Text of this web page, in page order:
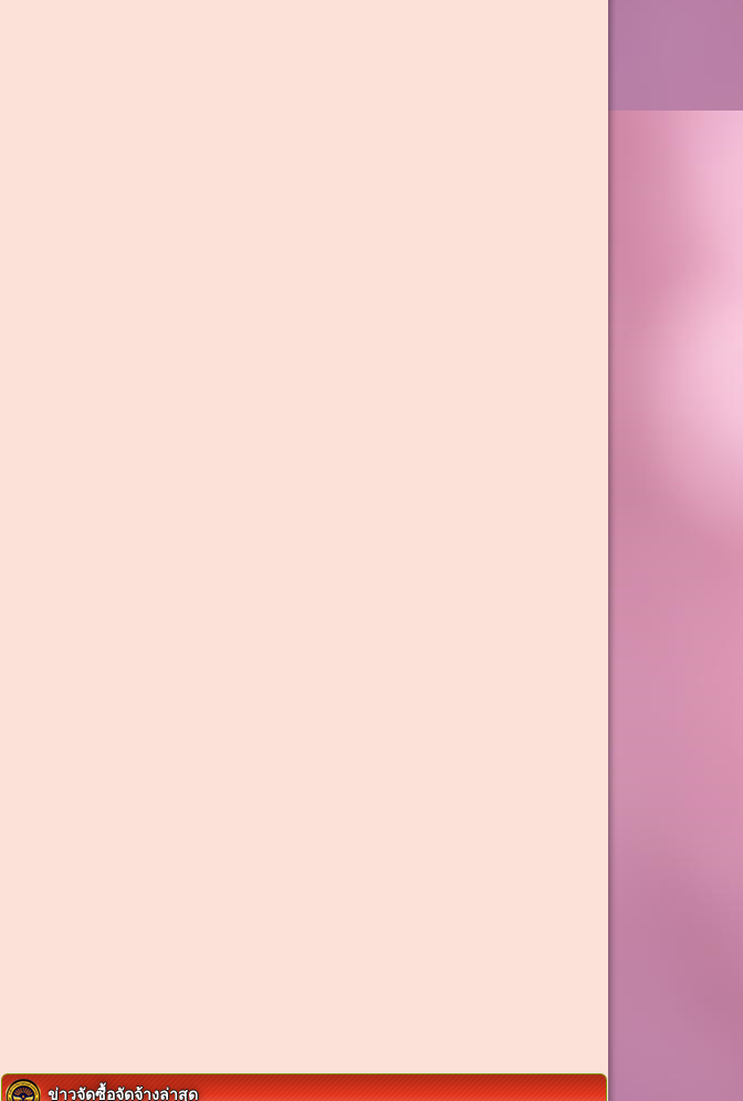
ข่าวจัดซื้อจัดจ้างล่าสุด